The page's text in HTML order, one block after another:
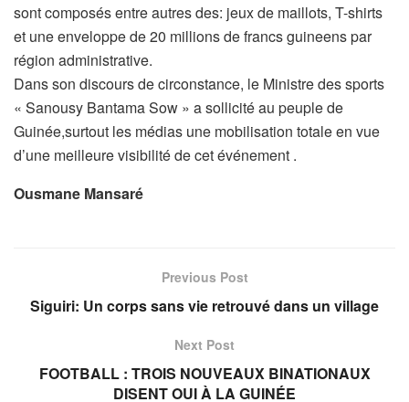
sont composés entre autres des: jeux de maillots, T-shirts
et une enveloppe de 20 millions de francs guineens par
région administrative.
Dans son discours de circonstance, le Ministre des sports
« Sanousy Bantama Sow » a sollicité au peuple de
Guinée,surtout les médias une mobilisation totale en vue
d’une meilleure visibilité de cet événement .
Ousmane Mansaré
Previous Post
Siguiri: Un corps sans vie retrouvé dans un village
Next Post
FOOTBALL : TROIS NOUVEAUX BINATIONAUX
DISENT OUI À LA GUINÉE